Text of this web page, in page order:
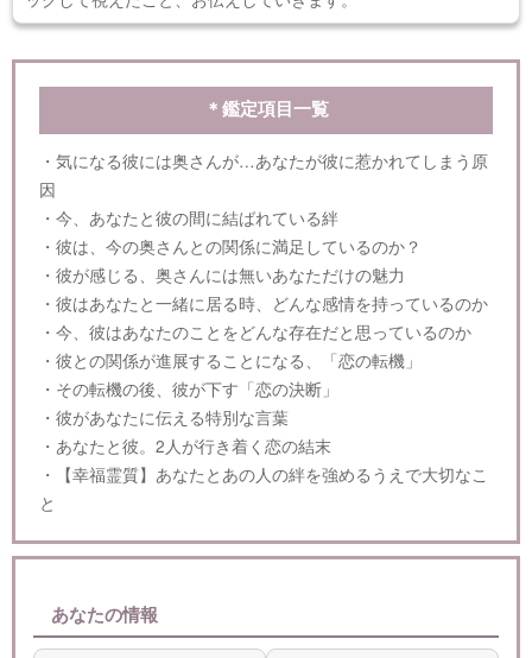
＊鑑定項目一覧
・気になる彼には奥さんが…あなたが彼に惹かれてしまう原
因
・今、あなたと彼の間に結ばれている絆
・彼は、今の奥さんとの関係に満足しているのか？
・彼が感じる、奥さんには無いあなただけの魅力
・彼はあなたと一緒に居る時、どんな感情を持っているのか
・今、彼はあなたのことをどんな存在だと思っているのか
・彼との関係が進展することになる、「恋の転機」
・その転機の後、彼が下す「恋の決断」
・彼があなたに伝える特別な言葉
・あなたと彼。2人が行き着く恋の結末
・【幸福霊質】あなたとあの人の絆を強めるうえで大切なこ
と
あなたの情報